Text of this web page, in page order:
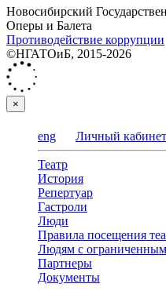
Новосибирский
Оперы и Балета
Противодействие коррупции
©НГАТОиБ, 2015-2026
×
eng Личный кабинет
Театр
История
Репертуар
Гастроли
Люди
Правила посещения
Людям с
Партнеры
Документы